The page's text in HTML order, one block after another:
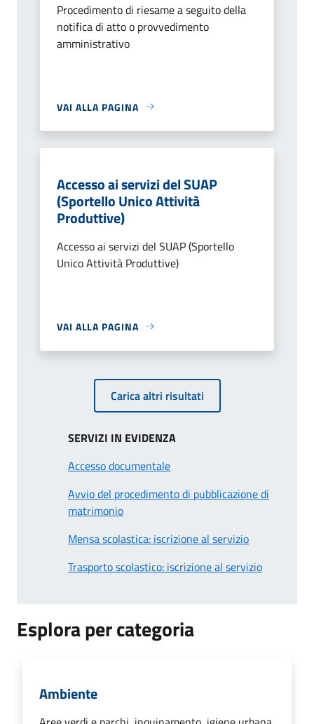
Procedimento di riesame a seguito della
notifica di atto o provvedimento
amministrativo
VAI ALLA PAGINA
Accesso ai servizi del SUAP
(Sportello Unico Attività
Produttive)
Accesso ai servizi del SUAP (Sportello
Unico Attività Produttive)
VAI ALLA PAGINA
Carica altri risultati
SERVIZI IN EVIDENZA
Accesso documentale
Avvio del procedimento di pubblicazione di
matrimonio
Mensa scolastica: iscrizione al servizio
Trasporto scolastico: iscrizione al servizio
Esplora per categoria
Ambiente